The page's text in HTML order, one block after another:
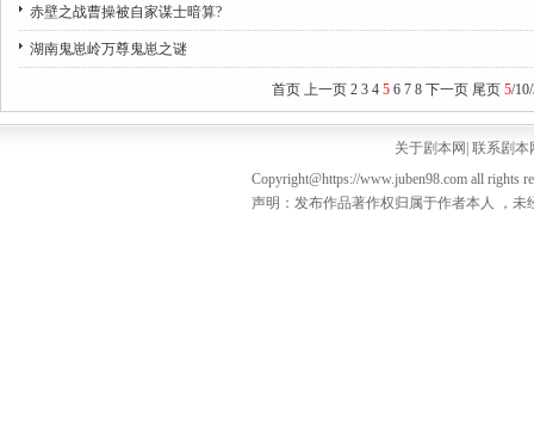
赤壁之战曹操被自家谋士暗算?
湖南鬼崽岭万尊鬼崽之谜
首页 上一页 2 3 4 5 6 7 8 下一页 尾页 5/
关于剧本网 联系剧本
Copyright@https://www.juben98.com all rights
声明：发布作品著作权归属于作者本人 ，未